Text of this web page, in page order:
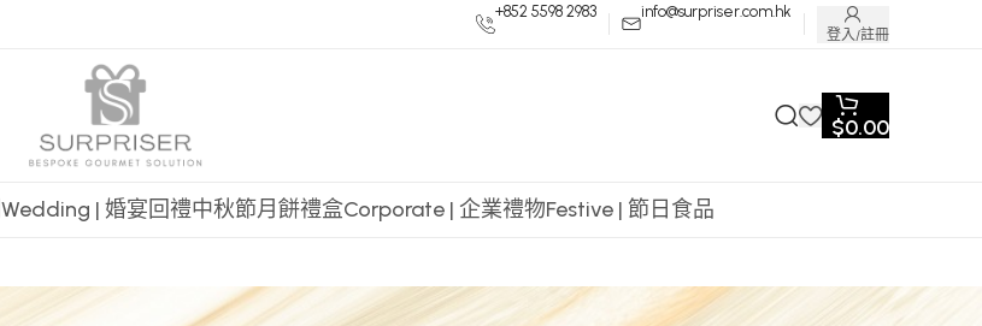
+852 5598 2983 info@surpriser.com.hk
登入/註冊
$0.00
Wedding | 婚宴回禮中秋節月餅禮盒Corporate | 企業禮物Festive | 節日食品